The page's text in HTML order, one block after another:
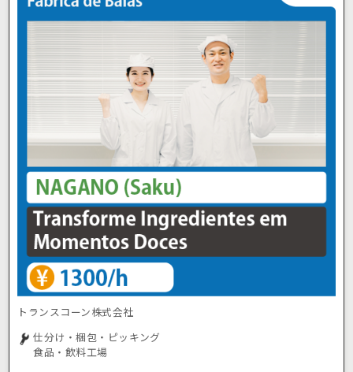
トランスコーン株式会社
仕分け・梱包・ピッキング
食品・飲料工場